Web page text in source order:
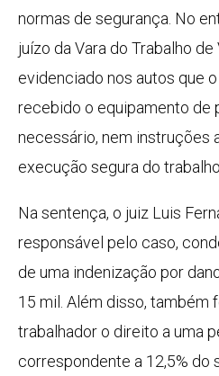
normas de segurança. No
juízo da Vara do Trabalho de
evidenciado nos autos que
recebido o equipamento de
necessário, nem instruções
execução segura do
Na sentença, o juiz Luis
responsável pelo caso,
de uma indenização por
15 mil. Além disso, também
trabalhador o direito a uma
correspondente a 12,5% do